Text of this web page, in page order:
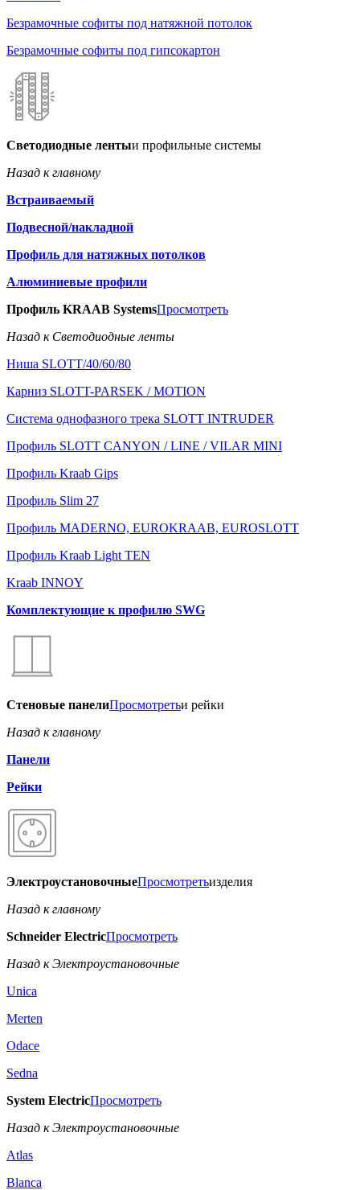
Безрамочные софиты под натяжной потолок
Безрамочные софиты под гипсокартон
Светодиодные лентыи профильные системы
Назад к главному
Встраиваемый
Подвесной/накладной
Профиль для натяжных потолков
Алюминиевые профили
Профиль KRAAB SystemsПросмотреть
Назад к Светодиодные ленты
Ниша SLOTT/40/60/80
Карниз SLOTT-PARSEK / MOTION
Система однофазного трека SLOTT INTRUDER
Профиль SLOTT CANYON / LINE / VILAR MINI
Профиль Kraab Gips
Профиль Slim 27
Профиль MADERNO, EUROKRAAB, EUROSLOTT
Профиль Kraab Light TEN
Kraab INNOY
Комплектующие к профилю SWG
Стеновые панелиПросмотретьи рейки
Назад к главному
Панели
Рейки
ЭлектроустановочныеПросмотретьизделия
Назад к главному
Schneider ElectricПросмотреть
Назад к Электроустановочные
Unica
Merten
Odace
Sedna
System ElectricПросмотреть
Назад к Электроустановочные
Atlas
Blanca